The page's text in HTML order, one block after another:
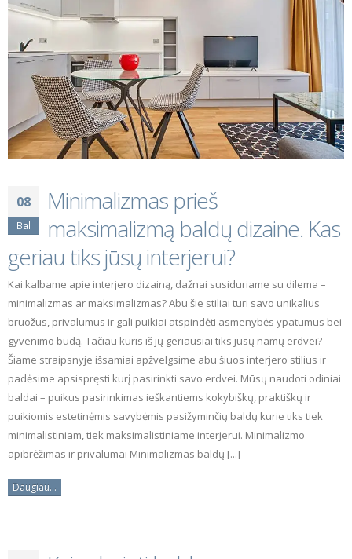
08
Bal
Minimalizmas prieš
maksimalizmą baldų dizaine. Kas
geriau tiks jūsų interjerui?
Kai kalbame apie interjero dizainą, dažnai susiduriame su dilema –
minimalizmas ar maksimalizmas? Abu šie stiliai turi savo unikalius
bruožus, privalumus ir gali puikiai atspindėti asmenybės ypatumus bei
gyvenimo būdą. Tačiau kuris iš jų geriausiai tiks jūsų namų erdvei?
Šiame straipsnyje išsamiai apžvelgsime abu šiuos interjero stilius ir
padėsime apsispręsti kurį pasirinkti savo erdvei. Mūsų naudoti odiniai
baldai – puikus pasirinkimas ieškantiems kokybiškų, praktiškų ir
puikiomis estetinėmis savybėmis pasižyminčių baldų kurie tiks tiek
minimalistiniam, tiek maksimalistiniame interjerui. Minimalizmo
apibrėžimas ir privalumai Minimalizmas baldų [...]
Daugiau...